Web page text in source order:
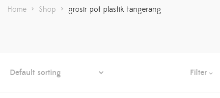
Home > Shop > grosir pot plastik tangerang
Filter